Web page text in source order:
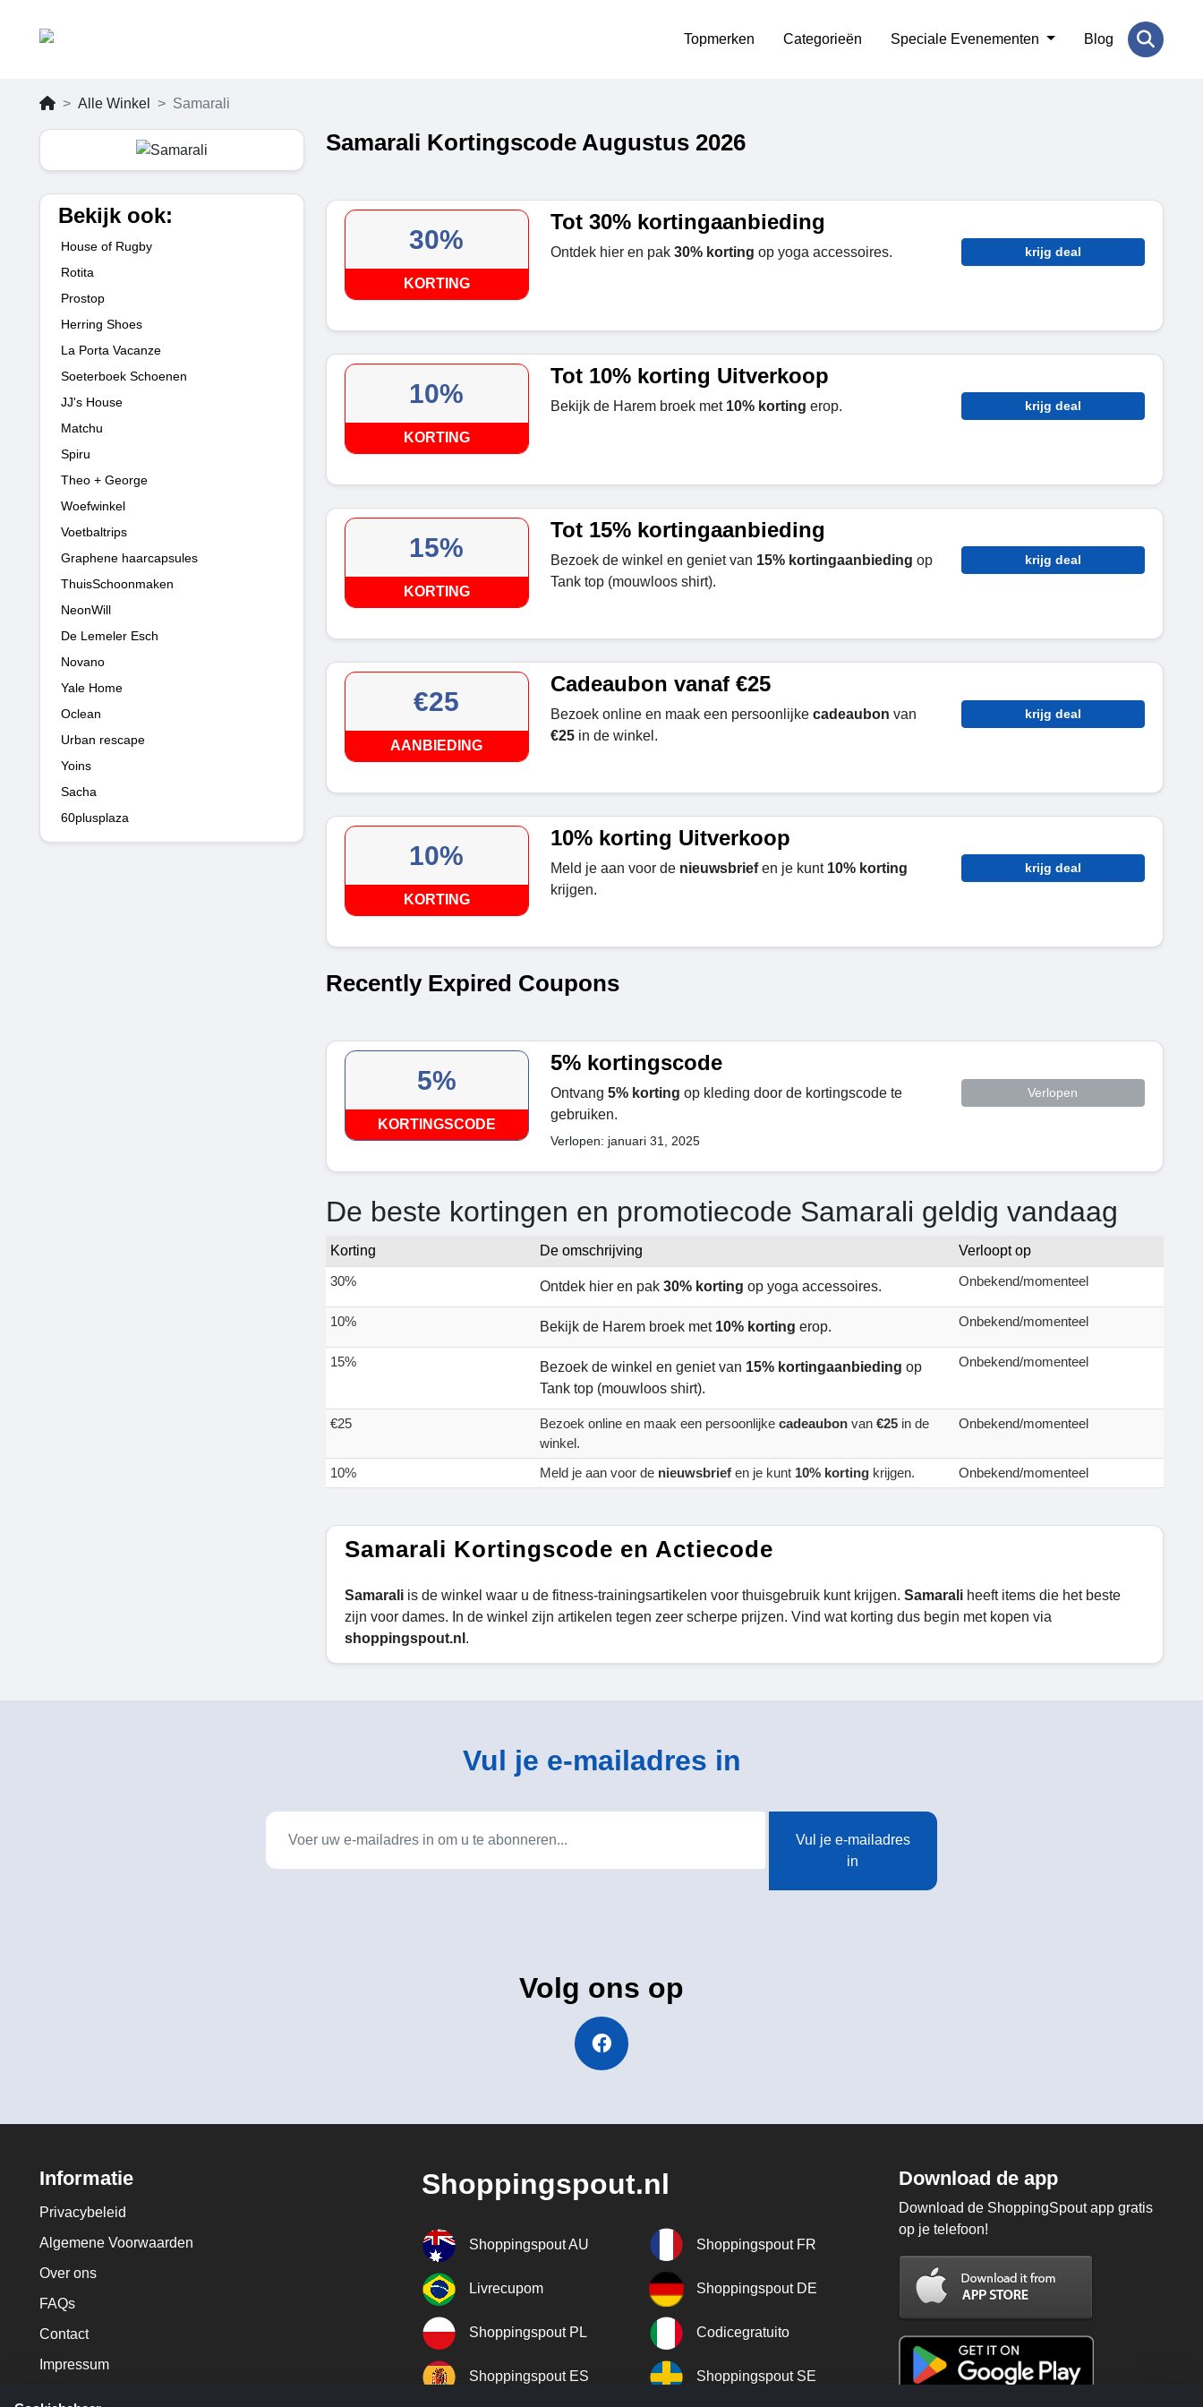
Topmerken Categorieën Speciale Evenementen Blog
Alle Winkel Samarali
Bekijk ook:
House of Rugby
Rotita
Prostop
Herring Shoes
La Porta Vacanze
Soeterboek Schoenen
JJ's House
Matchu
Spiru
Theo + George
Woefwinkel
Voetbaltrips
Graphene haarcapsules
ThuisSchoonmaken
NeonWill
De Lemeler Esch
Novano
Yale Home
Oclean
Urban rescape
Yoins
Sacha
60plusplaza
Samarali Kortingscode Augustus 2026
30%
KORTING
Tot 30% kortingaanbieding
Ontdek hier en pak 30% korting op yoga accessoires. krijg deal
10%
KORTING
Tot 10% korting Uitverkoop
Bekijk de Harem broek met 10% korting erop. krijg deal
15%
KORTING
Tot 15% kortingaanbieding
Bezoek de winkel en geniet van 15% kortingaanbieding op
Tank top (mouwloos shirt).
krijg deal
€25
AANBIEDING
Cadeaubon vanaf €25
Bezoek online en maak een persoonlijke cadeaubon van
€25in de winkel.
krijg deal
10%
KORTING
10% korting Uitverkoop
Meld je aan voor de nieuwsbriefen je kunt 10% korting
krijgen.
krijg deal
Recently Expired Coupons
5%
KORTINGSCODE
5% kortingscode
Ontvang 5% korting op kleding door de kortingscode te
gebruiken.
Verlopen: januari 31, 2025
Verlopen
De beste kortingen en promotiecode Samarali geldig vandaag
Korting De omschrijving
Verloopt op
30%
Ontdek hier en pak 30% korting op yoga accessoires. Onbekend/momenteel
10% Bekijk de Harem broek met 10% korting erop. Onbekend/momenteel
15% Bezoek de winkel en geniet van 15% kortingaanbieding op
Tank top (mouwloos shirt).
Onbekend/momenteel
€25 Bezoek online en maak een persoonlijke cadeaubon van €25 in de
winkel.
Onbekend/momenteel
10% Meld je aan voor de nieuwsbrief en je kunt 10% korting krijgen. Onbekend/momenteel
Samarali Kortingscode en Actiecode
Samarali is de winkel waar u de fitness-trainingsartikelen voor thuisgebruik kunt krijgen. Samarali heeft items die het beste
zijn voor dames. In de winkel zijn artikelen tegen zeer scherpe prijzen. Vind wat korting dus begin met kopen via
shoppingspout.nl .
Vul je e-mailadres in
Vul je e-mailadres
in
Volg ons op
Informatie
Privacybeleid
Algemene Voorwaarden
Over ons
FAQs
Contact
Impressum
Shoppingspout.nl
Shoppingspout AU Shoppingspout FR
Livrecupom Shoppingspout DE
Shoppingspout PL Codicegratuito
Shoppingspout ES Shoppingspout SE
Download de app
Download de ShoppingSpout app gratis
op je telefoon!